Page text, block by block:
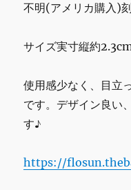
不明(アメリカ購入)
サイズ実寸縦約
使用感少なく、目立
です。デザイン良い
す♪
https://